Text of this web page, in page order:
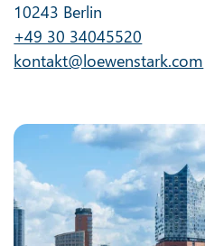
10243 Berlin
+49 30 34045520
kontakt@loewenstark.com